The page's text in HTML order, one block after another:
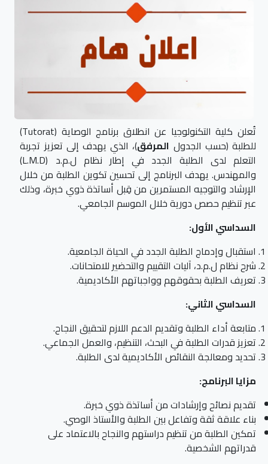
تُعلن كلية التكنولوجيا عن انطلاق برنامج الوصاية (Tutorat)
للطلبة (حسب الجدول المرفق)، الذي يهدف إلى تعزيز تجربة
التعلم لدى الطلبة الجدد في إطار نظام ل.م.د (L.M.D)
والمهندس. يهدف البرنامج إلى تحسين تكوين الطلبة من خلال
الإرشاد والتوجيه المستمرين من قِبل أساتذة ذوي خبرة، وذلك
عبر تنظيم حصص دورية خلال الموسم الجامعي.
السداسي الأول:
استقبال وإدماج الطلبة الجدد في الحياة الجامعية.
شرح نظام ل.م.د، آليات التقييم والتحضير للامتحانات.
تعريف الطلبة بحقوقهم وواجباتهم الأكاديمية.
السداسي الثاني:
متابعة أداء الطلبة وتقديم الدعم اللازم لتحقيق النجاح.
تعزيز قدرات الطلبة في البحث، التنظيم، والعمل الجماعي.
تحديد ومعالجة النقائص الأكاديمية لدى الطلبة.
مزايا البرنامج:
تقديم نصائح وإرشادات من أساتذة ذوي خبرة.
بناء علاقة ثقة وتفاعل بين الطلبة والأستاذ الوصي.
تمكين الطلبة من تنظيم دراستهم والنجاح بالاعتماد على
قدراتهم الشخصية.